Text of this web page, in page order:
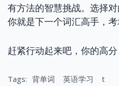
有方法的智慧挑战。选择
你就是下一个词汇高手，考
赶紧行动起来吧，你的高分
Tags: 背单词 英语学习 t